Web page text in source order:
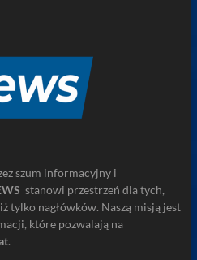
szum informacyjny i
stanowi przestrzeń dla tych,
tylko nagłówków. Naszą misją jest
które pozwalają na
.